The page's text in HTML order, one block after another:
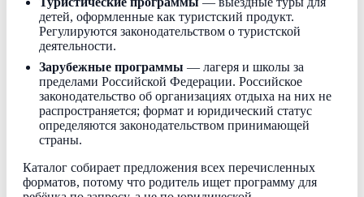
детей, оформленные как туристский продукт.
Регулируются законодательством о туристской
деятельности.
Зарубежные программы — лагеря и школы за
пределами Российской Федерации. Российское
законодательство об организациях отдыха на них не
распространяется; формат и юридический статус
определяются законодательством принимающей
страны.
Каталог собирает предложения всех перечисленных
форматов, потому что родитель ищет программу для